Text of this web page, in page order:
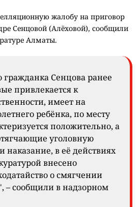
жалобу на приговор
Сенцовой (Алёховой), сообщили
Алматы.
гражданка Сенцова ранее
привлекается к
имеет на
ребёнка, по месту
положительно, а
уголовную
наказание, в её действиях
внесено
о смягчении
– сообщили в надзорном